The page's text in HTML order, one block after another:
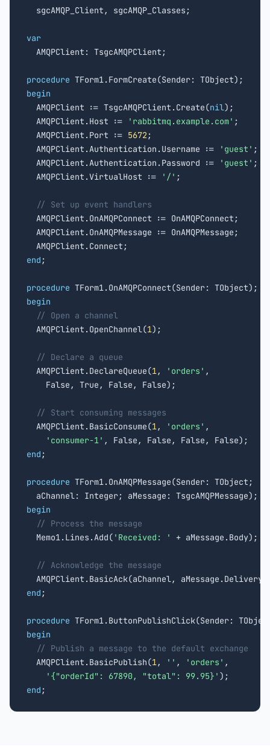
sgcAMQP_Client, sgcAMQP_Classes;
var
AMQPClient: TsgcAMQPClient;
procedure
begin
AMQPClient := TsgcAMQPClient.Create(nil);
  AMQPClient.Host :=
'rabbitmq.example.com' ;
  AMQPClient.Port :=
5672;
  AMQPClient.Authentication.Username :=
'guest' ;
  AMQPClient.Authentication.Password :=
'guest' ;
  AMQPClient.VirtualHost :=
'/' ;
// Set up event handlers
  AMQPClient.OnAMQPConnect := OnAMQPConnect;
  AMQPClient.OnAMQPMessage := OnAMQPMessage;
end ;
procedure
begin
// Open a channel
  AMQPClient.OpenChannel(
1);
// Declare a queue
  AMQPClient.DeclareQueue(
1, 'orders' ,
    False, True, False, False);
// Start consuming messages
  AMQPClient.BasicConsume(
1, 'orders' ,
'consumer-1'
end ;
procedure TForm1.OnAMQPMessage(Sender: TObject;
begin
// Process the message
  Memo1.Lines.Add(
'Received: ' + aMessage.Body);
// Acknowledge the message
end ;
procedure
begin
// Publish a message to the default exchange
  AMQPClient.BasicPublish(
1, '' , 'orders' ,
'{"orderId": 67890, "total": 99.95}'
end ;